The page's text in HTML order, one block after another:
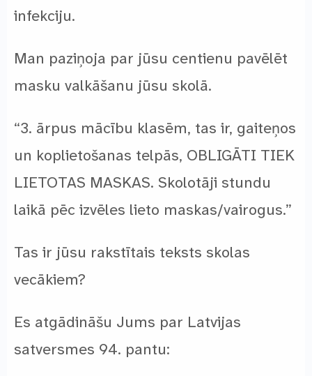
infekciju.
Man paziņoja par jūsu centienu pavēlēt
masku valkāšanu jūsu skolā.
“3. ārpus mācību klasēm, tas ir, gaiteņos
un koplietošanas telpās, OBLIGĀTI TIEK
LIETOTAS MASKAS. Skolotāji stundu
laikā pēc izvēles lieto maskas/vairogus.”
Tas ir jūsu rakstītais teksts skolas
vecākiem?
Es atgādināšu Jums par Latvijas
satversmes 94. pantu: